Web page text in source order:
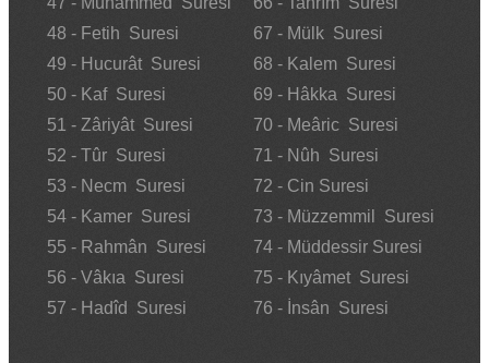
48 - Fetih Suresi
49 - Hucurât Suresi
50 - Kaf Suresi
51 - Zâriyât Suresi
52 - Tûr Suresi
53 - Necm Suresi
54 - Kamer Suresi
55 - Rahmân Suresi
56 - Vâkıa Suresi
57 - Hadîd Suresi
67 - Mülk Suresi
68 - Kalem Suresi
69 - Hâkka Suresi
70 - Meâric Suresi
71 - Nûh Suresi
72 - Cin Suresi
73 - Müzzemmil Suresi
74 - Müddessir Suresi
75 - Kıyâmet Suresi
76 - İnsân Suresi